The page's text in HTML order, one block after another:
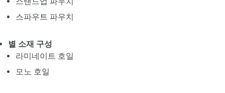
스파우트 파우치
별 소재 구성
라미네이트 호일
모노 호일